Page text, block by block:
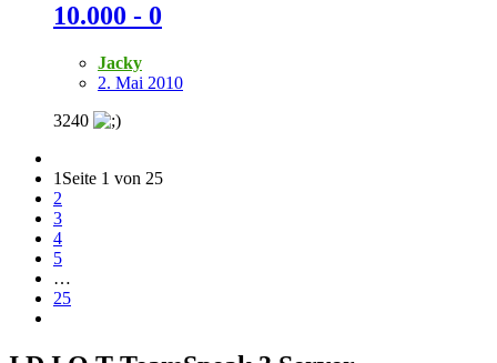
10.000 - 0
Jacky
2. Mai 2010
3240
1 Seite 1 von 25
2
3
4
5
…
25